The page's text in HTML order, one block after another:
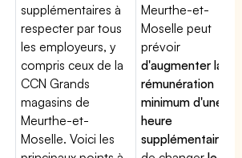
supplémentaires à
respecter par tous
les employeurs, y
compris ceux de la
CCN Grands
magasins de
Meurthe-et-
Moselle. Voici les
Meurthe-et-
Moselle peut
prévoir
d'augmenter la
rémunération
minimum d'une
heure
supplémentaire